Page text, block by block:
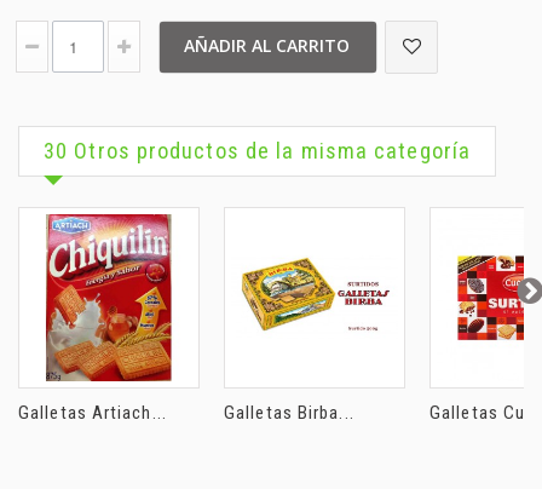
AÑADIR AL CARRITO
30 Otros productos de la misma categoría
Galletas Artiach... Galletas Birba... Galletas